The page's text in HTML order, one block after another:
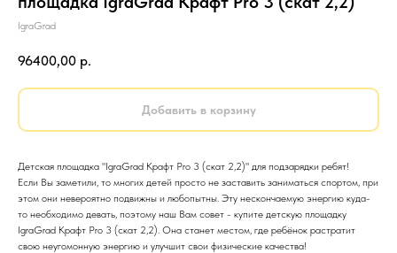
IgraGrad
96400,00 р.
Добавить в корзину
Детская площадка "IgraGrad Крафт Pro 3 (скат 2,2)" для подзарядки ребят!
Если Вы заметили, то многих детей просто не заставить заниматься спортом, при
этом они невероятно подвижны и любопытны. Эту нескончаемую энергию куда-
то необходимо девать, поэтому наш Вам совет - купите детскую площадку
IgraGrad Крафт Pro 3 (скат 2,2). Она станет местом, где ребёнок растратит
свою неугомонную энергию и улучшит свои физические качества!